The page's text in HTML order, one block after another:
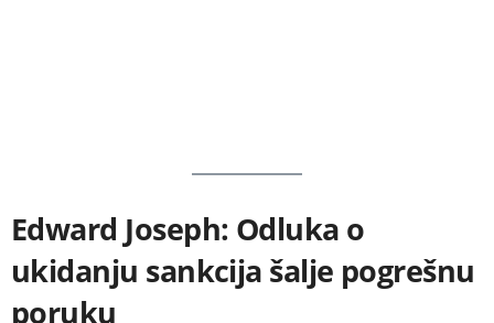
Edward Joseph: Odluka o
ukidanju sankcija šalje pogrešnu
poruku